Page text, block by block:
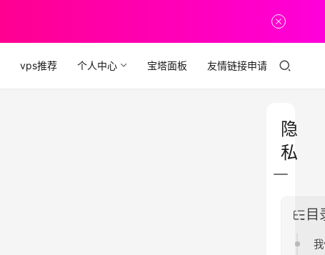
vps推荐 个人中心 宝塔面板 友情链接申请
隐
私
目